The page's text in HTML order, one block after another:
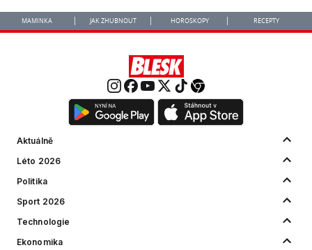
MAMINKA JAK ZHUBNOUT HOROSKOPY RECEPTY
Aktuálně
Léto 2026
Politika
Sport 2026
Technologie
Ekonomika